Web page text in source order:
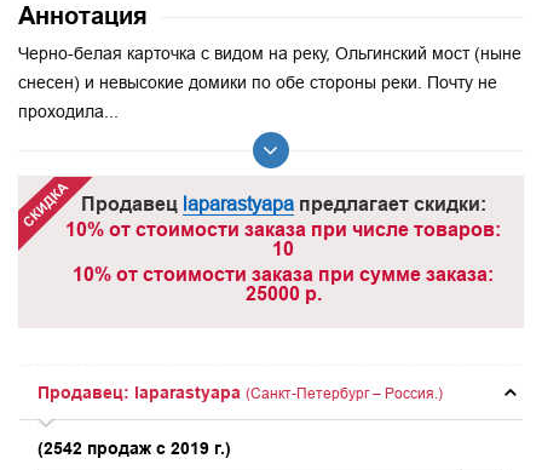
Аннотация
Черно-белая карточка с видом на реку, Ольгинский мост (ныне
снесен) и невысокие домики по обе стороны реки. Почту не
проходила...
Продавец laparastyapaпредлагает скидки:
10% от стоимости заказа при числе товаров:
10
10% от стоимости заказа при сумме заказа:
25000 р.
Продавец: laparastyapa (Санкт-Петербург – Россия.)
(2542 продаж с 2019 г.)